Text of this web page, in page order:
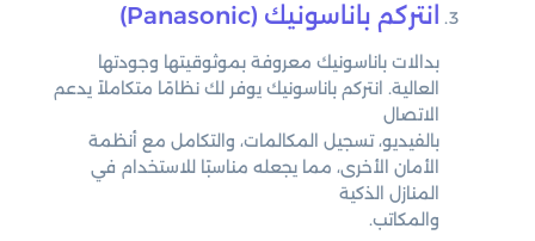
انتركم باناسونيك (Panasonic)
بدالات باناسونيك معروفة بموثوقيتها وجودتها
العالية. انتركم باناسونيك يوفر لك نظامًا متكاملاً يدعم
الاتصال
بالفيديو، تسجيل المكالمات، والتكامل مع أنظمة
الأمان الأخرى، مما يجعله مناسبًا للاستخدام في
المنازل الذكية
والمكاتب.